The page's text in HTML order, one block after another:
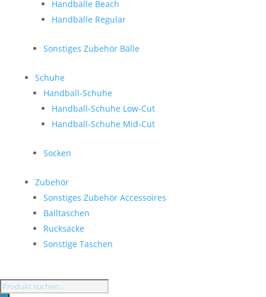
Handbälle Beach
Handbälle Regular
Sonstiges Zubehör Bälle
Schuhe
Handball-Schuhe
Handball-Schuhe Low-Cut
Handball-Schuhe Mid-Cut
Socken
Zubehör
Sonstiges Zubehör Accessoires
Balltaschen
Rucksäcke
Sonstige Taschen
Products